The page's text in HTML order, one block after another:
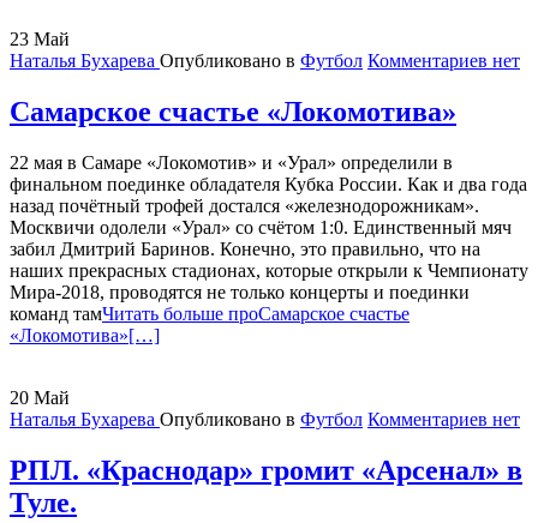
23 Май
Наталья Бухарева Опубликовано в Футбол Комментариев нет
Самарское счастье «Локомотива»
22 мая в Самаре «Локомотив» и «Урал» определили в
финальном поединке обладателя Кубка России. Как и два года
назад почётный трофей достался «железнодорожникам».
Москвичи одолели «Урал» со счётом 1:0. Единственный мяч
забил Дмитрий Баринов. Конечно, это правильно, что на
наших прекрасных стадионах, которые открыли к Чемпионату
Мира-2018, проводятся не только концерты и поединки
команд тамЧитать больше проСамарское счастье
«Локомотива»[…]
20 Май
Наталья Бухарева Опубликовано в Футбол Комментариев нет
РПЛ. «Краснодар» громит «Арсенал» в
Туле.